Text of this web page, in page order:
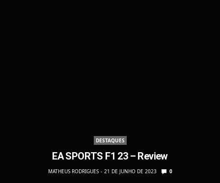
DESTAQUES
EA SPORTS F1 23 – Review
MATHEUS RODRIGUES 21 DE JUNHO DE 2023 0